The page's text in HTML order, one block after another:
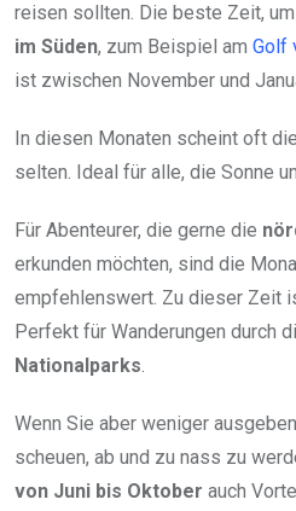
reisen sollten. Die beste Zeit,
im Süden, zum Beispiel am Golf
ist zwischen November und
In diesen Monaten scheint oft
selten. Ideal für alle, die Sonne
Für Abenteurer, die gerne die
erkunden möchten, sind die
empfehlenswert. Zu dieser Zeit
Perfekt für Wanderungen durch
Nationalparks.
Wenn Sie aber weniger
scheuen, ab und zu nass zu
von Juni bis Oktober auch